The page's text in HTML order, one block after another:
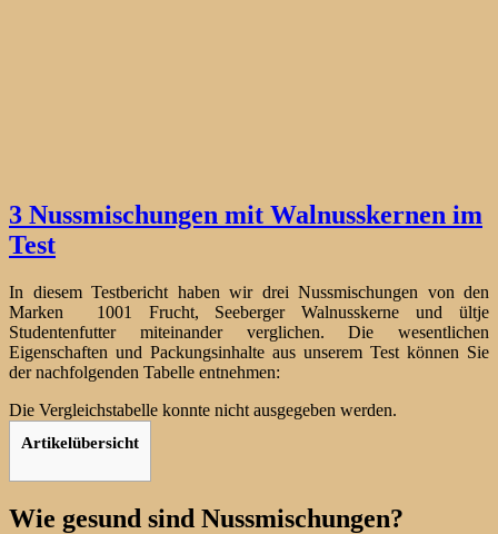
3 Nussmischungen mit Walnusskernen im
Test
In diesem Testbericht haben wir drei Nussmischungen von den
Marken 1001 Frucht, Seeberger Walnusskerne und ültje
Studentenfutter miteinander verglichen. Die wesentlichen
Eigenschaften und Packungsinhalte aus unserem Test können Sie
der nachfolgenden Tabelle entnehmen:
Die Vergleichstabelle konnte nicht ausgegeben werden.
Artikelübersicht
Wie gesund sind Nussmischungen?